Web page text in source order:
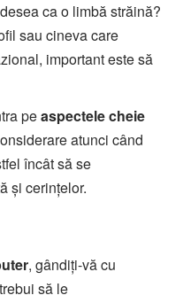
ca o limbă străină?
sau cineva care
important este să
peaspectele cheie
atunci când
încât să se
și cerințelor.
, gândiți-vă cu
să le